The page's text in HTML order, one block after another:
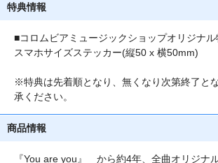
特典情報
■コロムビアミュージックショップオリジナ
スマホサイズステッカー(縦50 x 横50mm)
※特典は先着順となり、無くなり次第終了と
承ください。
商品情報
『You are you』 から約4年、全曲オリジナ